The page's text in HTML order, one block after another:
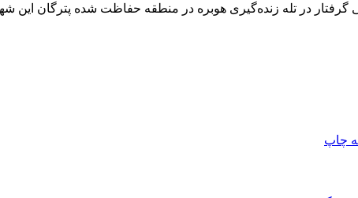
در تله زنده‌گیری هوبره در منطقه حفاظت شده پترگان
چاپ